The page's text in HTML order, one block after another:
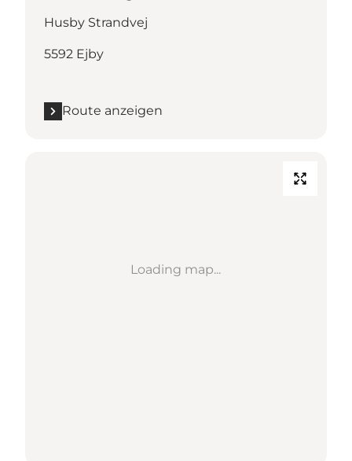
Husby Strandvej
5592 Ejby
Route anzeigen
Loading map...